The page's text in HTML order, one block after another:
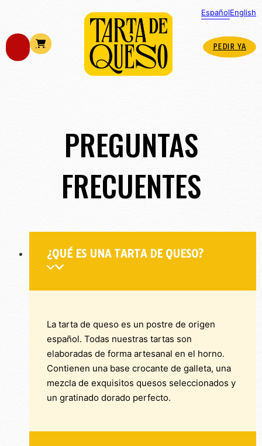
PEDIR YA
EspañolEnglish
PREGUNTAS
FRECUENTES
¿QUÉ ES UNA TARTA DE QUESO?
La tarta de queso es un postre de origen
español. Todas nuestras tartas son
elaboradas de forma artesanal en el horno.
Contienen una base crocante de galleta, una
mezcla de exquisitos quesos seleccionados y
un gratinado dorado perfecto.